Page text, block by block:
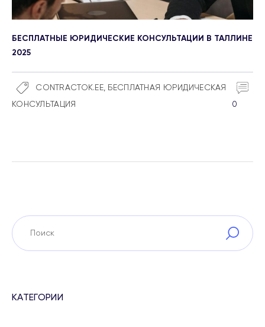
БЕСПЛАТНЫЕ ЮРИДИЧЕСКИЕ КОНСУЛЬТАЦИИ В ТАЛЛИНЕ
2025
CONTRACTOK.EE, БЕСПЛАТНАЯ ЮРИДИЧЕСКАЯ
КОНСУЛЬТАЦИЯ 0
КАТЕГОРИИ